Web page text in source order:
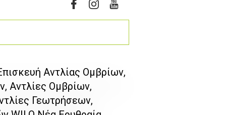
Αντλίας Ομβρίων,
Αντλίες Ομβρίων,
Γεωτρήσεων,